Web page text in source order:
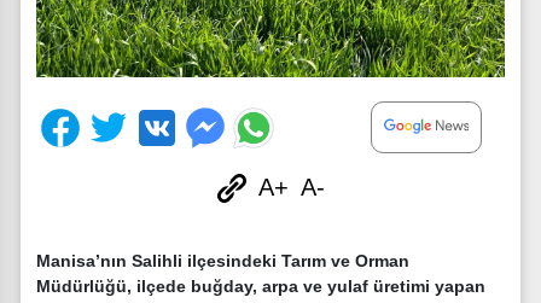
A+ A-
Manisa’nın Salihli ilçesindeki Tarım ve Orman
Müdürlüğü, ilçede buğday, arpa ve yulaf üretimi yapan